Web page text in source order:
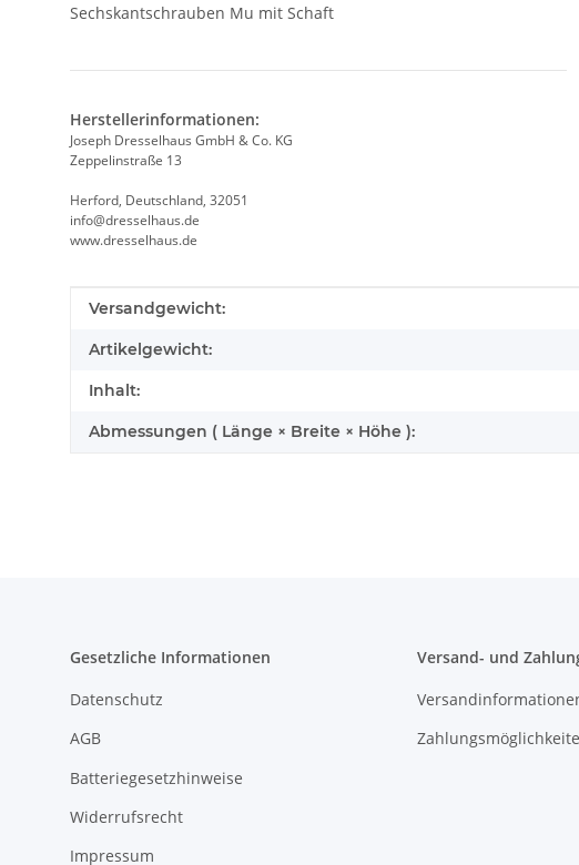
Sechskantschrauben Mu mit Schaft
Herstellerinformationen:
Joseph Dresselhaus GmbH & Co. KG
Zeppelinstraße 13
Herford, Deutschland, 32051
info@dresselhaus.de
www.dresselhaus.de
Produkteigenschaft
Wert
Versandgewicht:
Artikelgewicht:
Inhalt:
Abmessungen ( Länge × Breite × Höhe ):
Gesetzliche Informationen
Datenschutz
AGB
Batteriegesetzhinweise
Widerrufsrecht
Impressum
Versand- und